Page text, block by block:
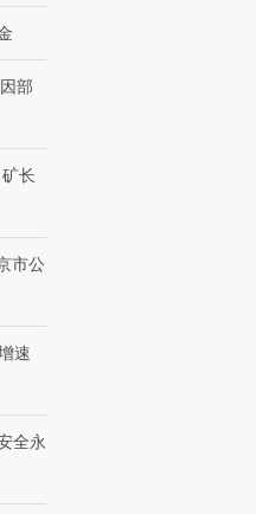
部
长
市公
速
全永